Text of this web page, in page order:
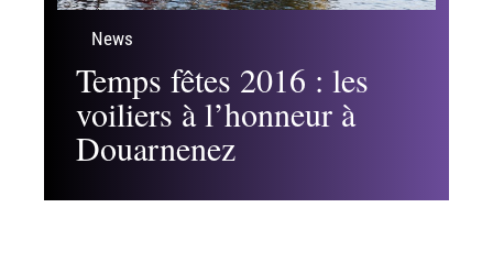
News
Temps fêtes 2016 : les
voiliers à l’honneur à
Douarnenez